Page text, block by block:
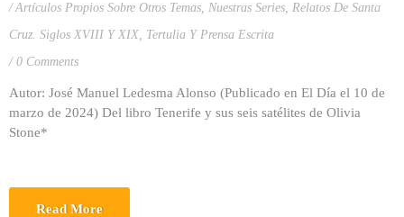
Artículos Propios Sobre Otros Temas, Nuestras Series, Relatos De Santa
Cruz. Siglos XVIII Y XIX, Tertulia Y Prensa Escrita
0 Comments
Autor: José Manuel Ledesma Alonso (Publicado en El Día el 10 de
marzo de 2024) Del libro Tenerife y sus seis satélites de Olivia
Stone*
Read More